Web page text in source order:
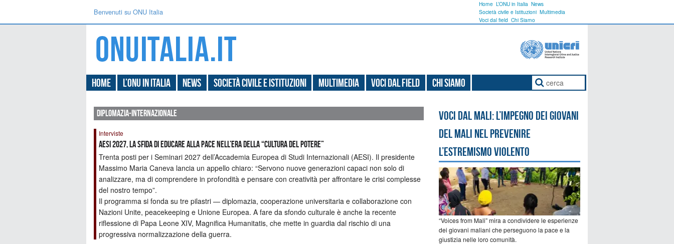
Benvenuti su ONU Italia
Home L’ONU in Italia News
Società civile e Istituzioni Multimedia
Voci dal field Chi Siamo
Home L’ONU in Italia News Società civile e Istituzioni Multimedia Voci dal field Chi Siamo
diplomazia-internazionale
Interviste
AESI 2027, la sfida di educare alla pace nell’era della “cultura del potere”
Trenta posti per i Seminari 2027 dell’Accademia Europea di Studi Internazionali (AESI). Il presidente
Massimo Maria Caneva lancia un appello chiaro: “Servono nuove generazioni capaci non solo di
analizzare, ma di comprendere in profondità e pensare con creatività per affrontare le crisi complesse
del nostro tempo”.
Il programma si fonda su tre pilastri — diplomazia, cooperazione universitaria e collaborazione con
Nazioni Unite, peacekeeping e Unione Europea. A fare da sfondo culturale è anche la recente
riflessione di Papa Leone XIV, Magnifica Humanitatis, che mette in guardia dal rischio di una
progressiva normalizzazione della guerra.
Voci dal Mali: l’impegno dei giovani
del Mali nel prevenire
l’estremismo violento
“Voices from Mali” mira a condividere le esperienze
dei giovani maliani che perseguono la pace e la
giustizia nelle loro comunità.